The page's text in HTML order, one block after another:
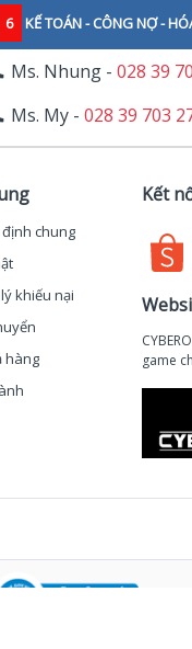
6 KẾ TOÁN - CÔNG NỢ -
Ms. Nhung - 028 39
Ms. My - 028 39 703
chung
khiếu nại
hàng
Kết
game